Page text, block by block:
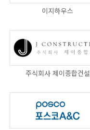
이지하우스
주식회사 제이종합건설